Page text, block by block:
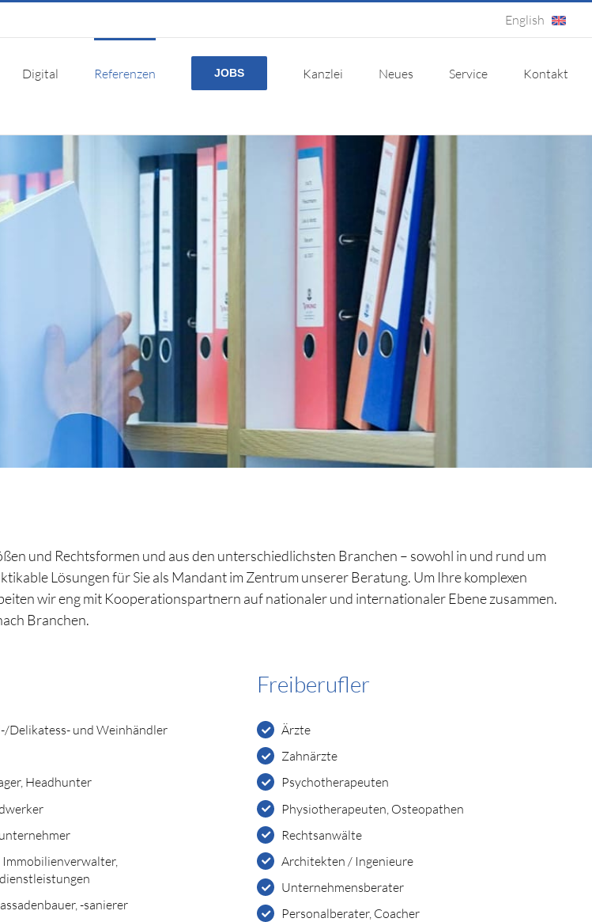
English
Digital Referenzen JOBS Kanzlei Neues Service Kontakt
und Rechtsformen und aus den unterschiedlichsten Branchen – sowohl in und rund um
Lösungen für Sie als Mandant im Zentrum unserer Beratung. Um Ihre komplexen
wir eng mit Kooperationspartnern auf nationaler und internationaler Ebene zusammen.
Branchen.
Delikatess- und Weinhändler
Headhunter
-sanierer
Freiberufler
Ärzte
Zahnärzte
Psychotherapeuten
Physiotherapeuten, Osteopathen
Rechtsanwälte
Architekten / Ingenieure
Unternehmensberater
Personalberater, Coacher